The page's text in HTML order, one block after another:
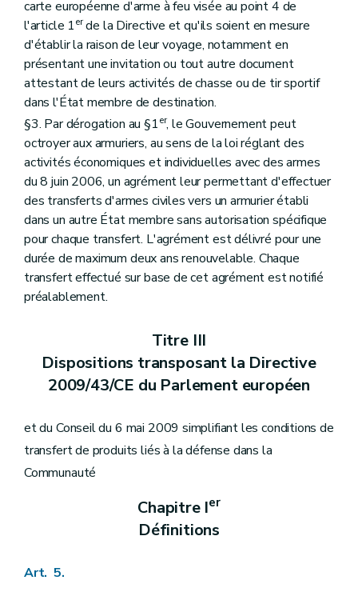
carte européenne d'arme à feu visée au point 4 de
l'article 1erde la Directive et qu'ils soient en mesure
d'établir la raison de leur voyage, notamment en
présentant une invitation ou tout autre document
attestant de leurs activités de chasse ou de tir sportif
dans l'État membre de destination.
§3. Par dérogation au §1er, le Gouvernement peut
octroyer aux armuriers, au sens de la loi réglant des
activités économiques et individuelles avec des armes
du 8 juin 2006, un agrément leur permettant d'effectuer
des transferts d'armes civiles vers un armurier établi
dans un autre État membre sans autorisation spécifique
pour chaque transfert. L'agrément est délivré pour une
durée de maximum deux ans renouvelable. Chaque
transfert effectué sur base de cet agrément est notifié
préalablement.
Titre III
Dispositions transposant la Directive
2009/43/CE du Parlement européen
et du Conseil du 6 mai 2009 simplifiant les conditions de
transfert de produits liés à la défense dans la
Communauté
Chapitre Ier
Définitions
Art. 5.